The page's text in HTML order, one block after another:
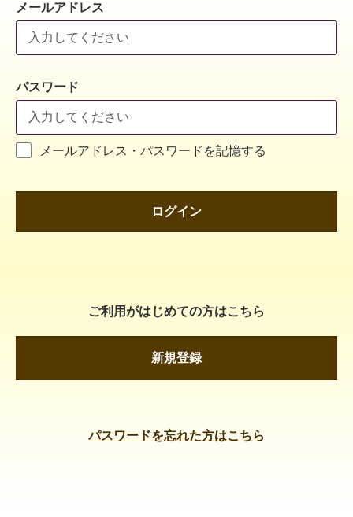
メールアドレス
パスワード
メールアドレス・パスワードを記憶する
ログイン
ご利用がはじめての方はこちら
新規登録
パスワードを忘れた方はこちら